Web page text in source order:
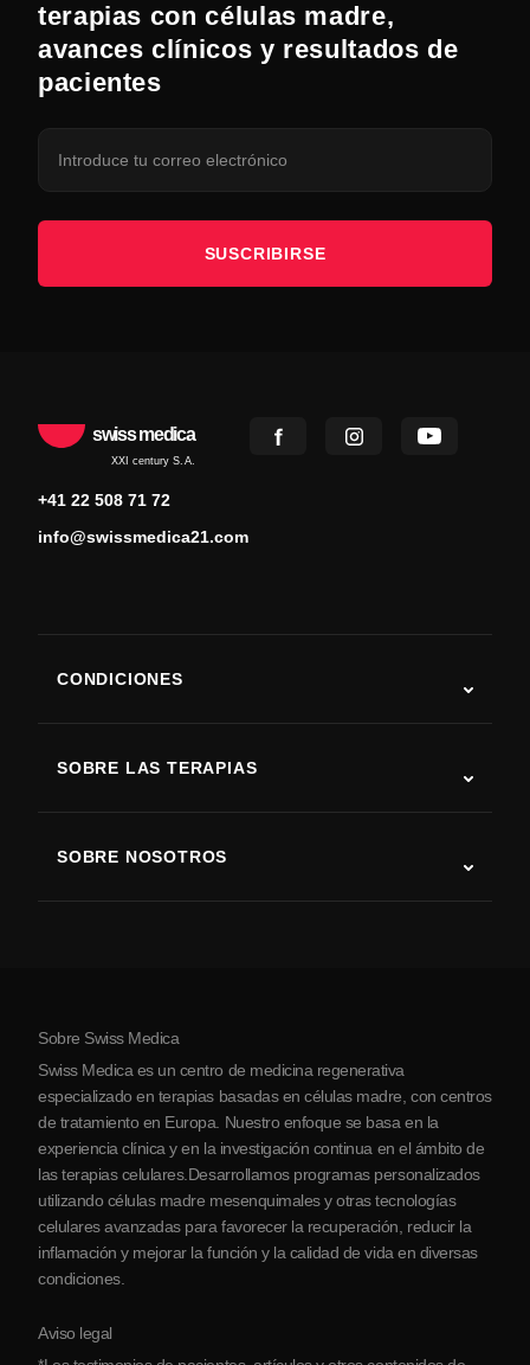
terapias con células madre,
avances clínicos y resultados de
pacientes
SUSCRIBIRSE
swiss medica
XXI century S.A.
+41 22 508 71 72
info@swissmedica21.com
CONDICIONES
Enfermedad de Parkinson
Artritis
SOBRE LAS TERAPIAS
SOBRE NOSOTROS
Sobre Serbia
Colaboraciones
Sobre Swiss Medica
Swiss Medica es un centro de medicina regenerativa
especializado en terapias basadas en células madre, con centros
de tratamiento en Europa. Nuestro enfoque se basa en la
experiencia clínica y en la investigación continua en el ámbito de
las terapias celulares.Desarrollamos programas personalizados
utilizando células madre mesenquimales y otras tecnologías
celulares avanzadas para favorecer la recuperación, reducir la
inflamación y mejorar la función y la calidad de vida en diversas
condiciones.
Aviso legal